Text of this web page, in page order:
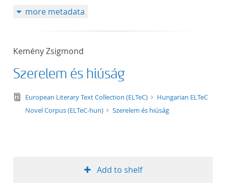
more metadata
Kemény Zsigmond
Szerelem és hiúság
text/tg.edition+tg.aggregation+xml
European Literary Text Collection (ELTeC)
Hungarian ELTeC
Novel Corpus (ELTeC-hun)
Szerelem és hiúság
Add to shelf